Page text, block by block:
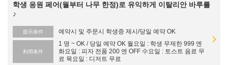
학생 응원 페어(월부터 나무 한정)로 유익하게 이탈리안 바루를
♪
提示条件 예약시 및 주문시 학생증 제시/당일 예약 OK
利用条件
1 명 ~ OK / 당일 예약 OK 월요일 : 학생 무제한 999 엔
화요일 : 피자 전품 200 엔 OFF 수요일 : 토스트 음료 무
료 목요일 : 디저트 무료